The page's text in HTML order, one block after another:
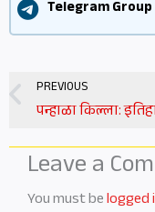
Telegram Group
Prev
PREVIOUS
Leave a
You must belogged